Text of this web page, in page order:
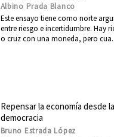
Albino Prada Blanco
Este ensayo tiene como norte
entre riesgo e incertidumbre. Hay
o cruz con una moneda, pero
Repensar la economía desde la
democracia
Bruno Estrada López